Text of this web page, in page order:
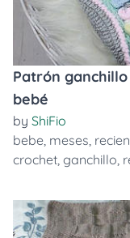
Patrón
bebé
by ShiFio
bebe, meses, recien
crochet, ganchillo,